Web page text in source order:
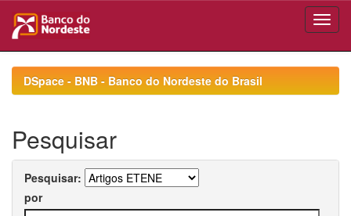
navigationDSpace - BNB - Banco do Nordeste do Brasil
Pesquisar
Pesquisar:
por